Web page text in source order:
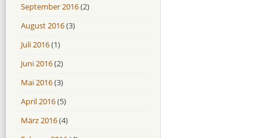
September 2016(2)
August 2016(3)
Juli 2016(1)
Juni 2016(2)
Mai 2016(3)
April 2016(5)
März 2016(4)